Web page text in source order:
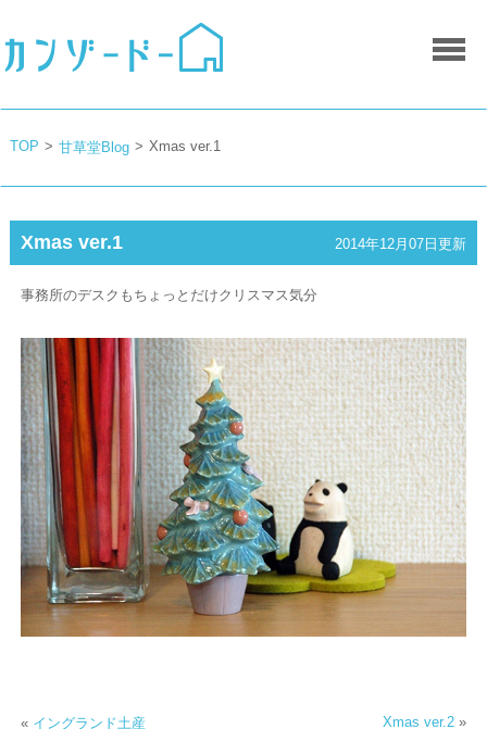
TOP > 甘草堂Blog > Xmas ver.1
Xmas ver.1 2014年12月07日更新
事務所のデスクもちょっとだけクリスマス気分
« イングランド土産 Xmas ver.2 »